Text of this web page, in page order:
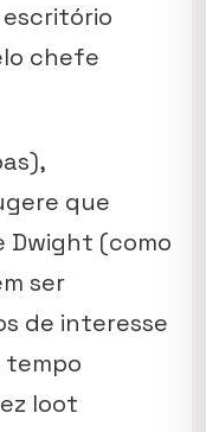
chefe
que
Dwight (como
ser
de interesse
tempo
loot